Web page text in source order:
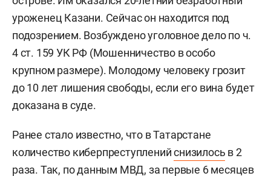
Фото: «БИЗНЕС Online»
Пенсионерка обратилась в полицию 3 августа.
Она рассказала, что неизвестные убедили ее
срочно обналичить сбережения и передать их